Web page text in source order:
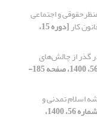
و اجتماعی
کار [دوره 15،
گذر از چالش‌های
[دوره 15، شماره 56، 1400، صفحه 185-
اسلام تمدنی و
[دوره 15، شماره 56، 1400،